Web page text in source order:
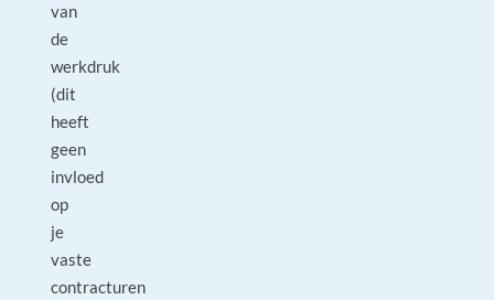
van
de
werkdruk
(dit
heeft
geen
invloed
op
je
vaste
contracturen